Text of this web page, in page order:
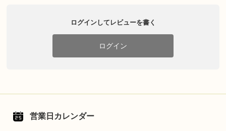
ログインしてレビューを書く
ログイン
営業日カレンダー